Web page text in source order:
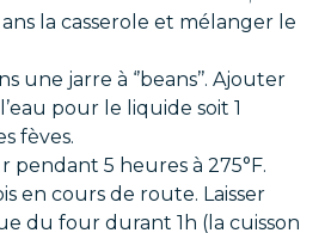
la casserole et mélanger le
jarre à ‘’beans’’. Ajouter
pour le liquide soit 1
fèves.
pendant 5 heures à 275°F.
en cours de route. Laisser
du four durant 1h (la cuisson